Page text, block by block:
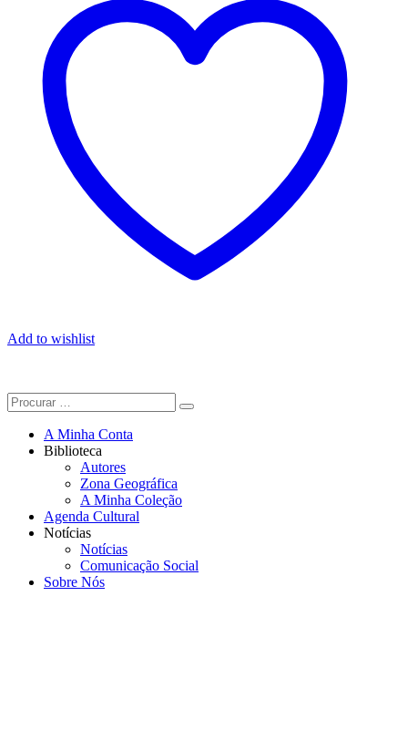
Add to wishlist
A Minha Conta
Biblioteca
Autores
Zona Geográfica
A Minha Coleção
Agenda Cultural
Notícias
Notícias
Comunicação Social
Sobre Nós